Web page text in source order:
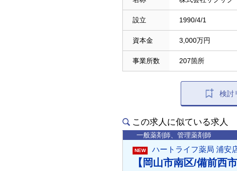
設立 1990/4/1
資本金 3,000万円
事業所数 207箇所
検討
この求人に似ている求人
一般薬剤師、管理薬剤師
NEW ハートライフ薬局 浦安
【岡山市南区/備前